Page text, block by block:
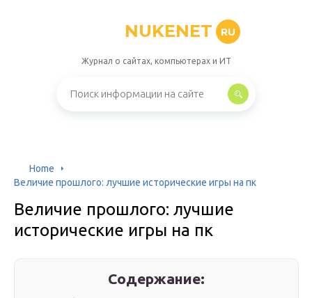
NUKENET RU
Журнал о сайтах, компьютерах и ИТ
Home
Величие прошлого: лучшие исторические игры на пк
Величие прошлого: лучшие
исторические игры на пк
Содержание: